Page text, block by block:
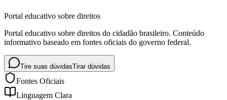
Portal educativo sobre direitos
Portal educativo sobre direitos do cidadão brasileiro. Conteúdo
informativo baseado em fontes oficiais do governo federal.
Tire suas dúvidasTirar dúvidas
Fontes Oficiais
Linguagem Clara